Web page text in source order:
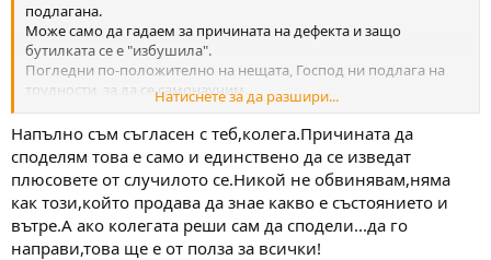
подлагана.
Може само да гадаем за причината на дефекта и защо
бутилката се е "избушила".
Погледни по-положително на нещата, Господ ни подлага на
трудности, за да се самонаучим.
Все пак имаш късмет, че бутилката е била карбонова и е казала
Фъшшшшш, защото повечето стоманените правят БУМ!
Купи си друго шише и забрави за проблема. Животът
продължава и е хубав!
Натиснете за да разшири...
Напълно съм съгласен с теб,колега.Причината да
споделям това е само и единствено да се изведат
плюсовете от случилото се.Никой не обвинявам,няма
как този,който продава да знае какво е състоянието и
вътре.А ако колегата реши сам да сподели...да го
направи,това ще е от полза за всички!